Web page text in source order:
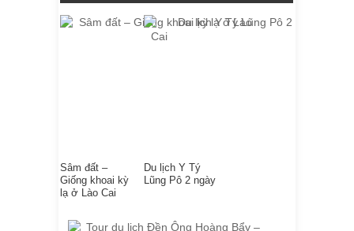
Sâm đất –
Giống khoai kỳ
lạ ở Lào Cai
Du lịch Y Tý
Lũng Pô 2 ngày